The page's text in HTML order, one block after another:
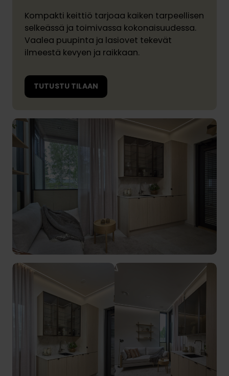
Kompakti keittiö tarjoaa kaiken tarpeellisen
selkeässä ja toimivassa kokonaisuudessa.
Vaalea puupinta ja lasiovet tekevät
ilmeestä kevyen ja raikkaan.
TUTUSTU TILAAN